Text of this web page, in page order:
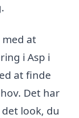
med at
i Asp i
at finde
Det har
look, du